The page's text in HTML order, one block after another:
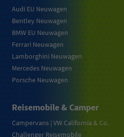
Audi EU Neuwagen
Bentley Neuwagen
BMW EU Neuwagen
Ferrari Neuwagen
Lamborghini Neuwagen
Mercedes Neuwagen
Porsche Neuwagen
Reisemobile & Camper
Campervans | VW California & Co.
Challenger Reisemobile